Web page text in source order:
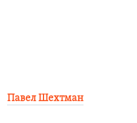
Павел Шехтман